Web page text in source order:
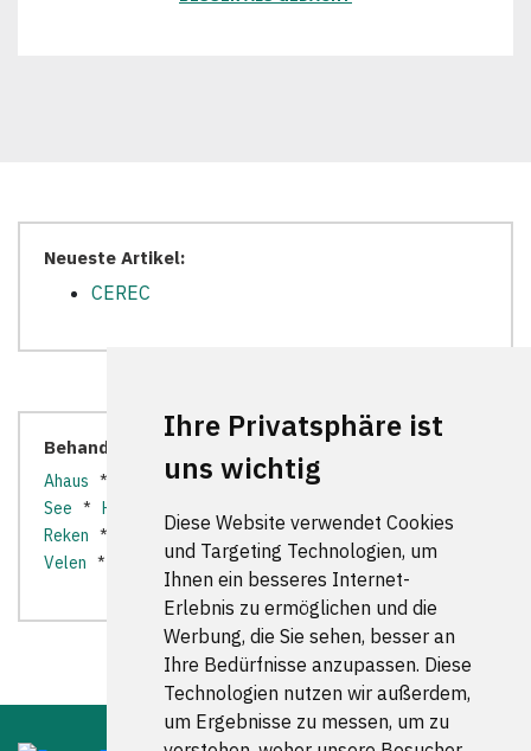
Ihre Privatsphäre ist
uns wichtig
Diese Website verwendet Cookies
und Targeting Technologien, um
Ihnen ein besseres Internet-
Erlebnis zu ermöglichen und die
Werbung, die Sie sehen, besser an
Ihre Bedürfnisse anzupassen. Diese
Technologien nutzen wir außerdem,
um Ergebnisse zu messen, um zu
Neueste Artikel:
CEREC
Behandler in der Nähe:
Ahaus * Billerbeck* Dülmen*Gescher
See * Havixbeck
Reken * Rosendahl* Schöppingen *Stadtlohn*
Velen *